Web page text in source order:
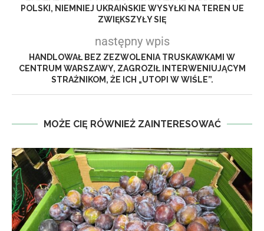
POLSKI, NIEMNIEJ UKRAIŃSKIE WYSYŁKI NA TEREN UE
ZWIĘKSZYŁY SIĘ
następny wpis
HANDLOWAŁ BEZ ZEZWOLENIA TRUSKAWKAMI W
CENTRUM WARSZAWY, ZAGROZIŁ INTERWENIUJĄCYM
STRAŻNIKOM, ŻE ICH „UTOPI W WIŚLE”.
MOŻE CIĘ RÓWNIEŻ ZAINTERESOWAĆ